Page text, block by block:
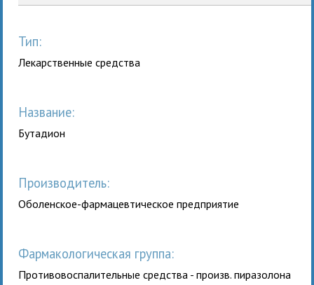
Тип:
Лекарственные средства
Название:
Бутадион
Производитель:
Оболенское-фармацевтическое предприятие
Фармакологическая группа:
Противовоспалительные средства - произв. пиразолона